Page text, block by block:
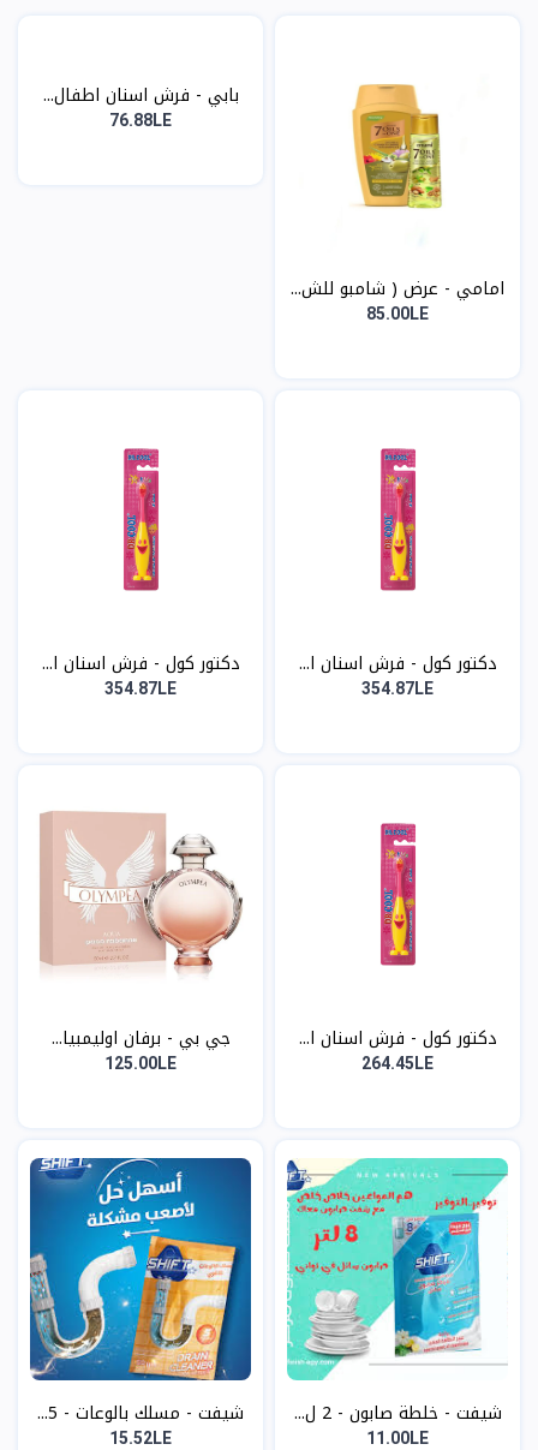
امامي - عرض ( شامبو للش...
85.00LE
بابي - فرش اسنان اطفال...
76.88LE
دكتور كول - فرش اسنان ا...
354.87LE
دكتور كول - فرش اسنان ا...
354.87LE
دكتور كول - فرش اسنان ا...
264.45LE
جي بي - برفان اوليمبيا...
125.00LE
شيفت - خلطة صابون - 2 ل...
11.00LE
شيفت - مسلك بالوعات - 5...
15.52LE